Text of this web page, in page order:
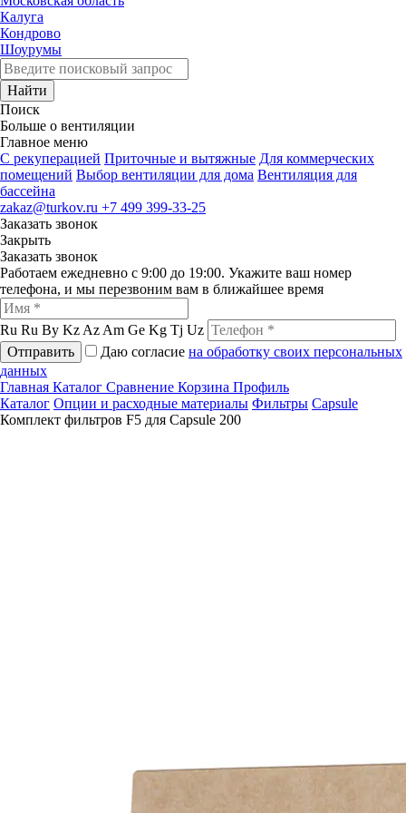
Калуга
Кондрово
Шоурумы
Найти
Поиск
Больше о вентиляции
Главное меню
C рекуперацией Приточные и вытяжные Для коммерческих
помещений Выбор вентиляции для дома Вентиляция для
бассейна
zakaz@turkov.ru +7 499 399-33-25
Заказать звонок
Закрыть
Заказать звонок
Работаем ежедневно с 9:00 до 19:00. Укажите ваш номер
телефона, и мы перезвоним вам в ближайшее время
Ru Ru By Kz Az Am Ge Kg Tj Uz
Отправить
Даю согласие на обработку своих персональных
данных
Главная Каталог Сравнение Корзина Профиль
Каталог Опции и расходные материалы Фильтры Capsule
Комплект фильтров F5 для Capsule 200